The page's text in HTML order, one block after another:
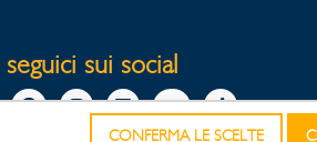
seguici sui social
CONFERMA LE SCELTE